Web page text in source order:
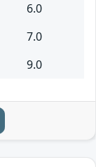
6.0
7.0
9.0